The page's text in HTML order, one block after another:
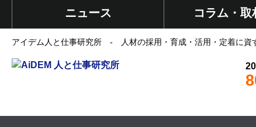
ニュース コラム・取
アイデム人と仕事研究所 - 人材の採用・育成・活用・定着に資